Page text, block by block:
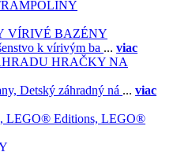
VÍRIVÉ BAZÉNY
k vírivým ba ... viac
HRAČKY NA
Detský záhradný ná ... viac
LEGO® Editions, LEGO®